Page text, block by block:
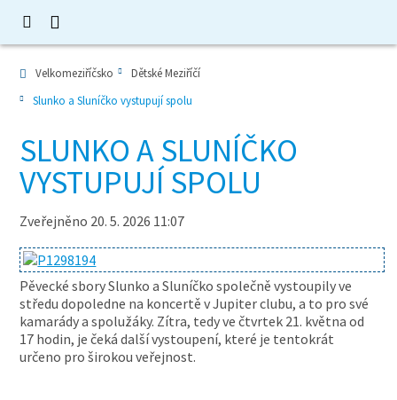
Velkomeziříčsko
Dětské Meziříčí
Slunko a Sluníčko vystupují spolu
SLUNKO A SLUNÍČKO
VYSTUPUJÍ SPOLU
Zveřejněno 20. 5. 2026 11:07
Pěvecké sbory Slunko a Sluníčko společně vystoupily ve
středu dopoledne na koncertě v Jupiter clubu, a to pro své
kamarády a spolužáky. Zítra, tedy ve čtvrtek 21. května od
17 hodin, je čeká další vystoupení, které je tentokrát
určeno pro širokou veřejnost.